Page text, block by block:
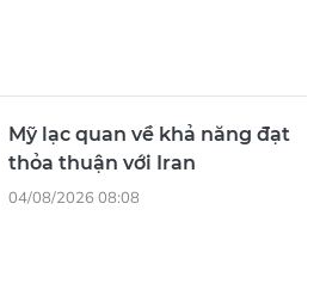
Mỹ lạc quan về khả năng đạt
thỏa thuận với Iran
04/08/2026 08:08